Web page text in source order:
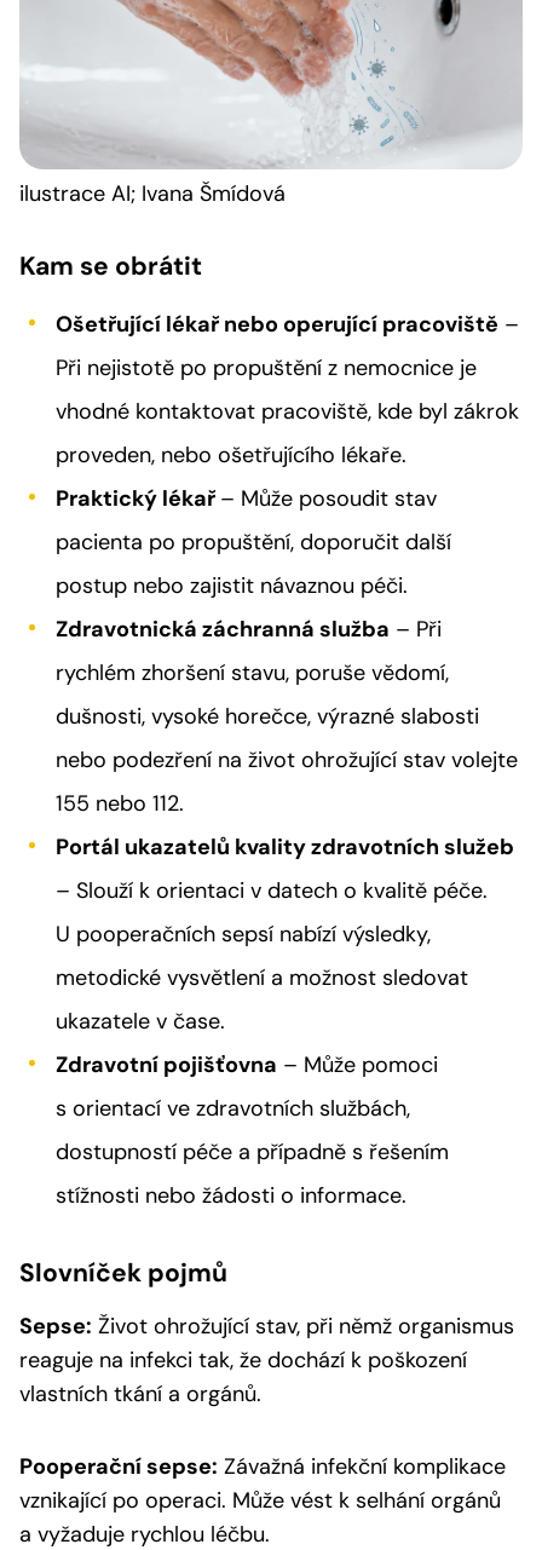
ilustrace AI; Ivana Šmídová
Kam se obrátit
Ošetřující lékař nebo operující pracoviště –
Při nejistotě po propuštění z nemocnice je
vhodné kontaktovat pracoviště, kde byl zákrok
proveden, nebo ošetřujícího lékaře.
Praktický lékař – Může posoudit stav
pacienta po propuštění, doporučit další
postup nebo zajistit návaznou péči.
Zdravotnická záchranná služba – Při
rychlém zhoršení stavu, poruše vědomí,
dušnosti, vysoké horečce, výrazné slabosti
nebo podezření na život ohrožující stav volejte
155 nebo 112.
Portál ukazatelů kvality zdravotních služeb
– Slouží k orientaci v datech o kvalitě péče.
U pooperačních sepsí nabízí výsledky,
metodické vysvětlení a možnost sledovat
ukazatele v čase.
Zdravotní pojišťovna – Může pomoci
s orientací ve zdravotních službách,
dostupností péče a případně s řešením
stížnosti nebo žádosti o informace.
Slovníček pojmů
Sepse: Život ohrožující stav, při němž organismus
reaguje na infekci tak, že dochází k poškození
vlastních tkání a orgánů.
Pooperační sepse: Závažná infekční komplikace
vznikající po operaci. Může vést k selhání orgánů
a vyžaduje rychlou léčbu.